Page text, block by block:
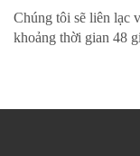
Chúng tôi sẽ liên lạc
khoảng thời gian 48